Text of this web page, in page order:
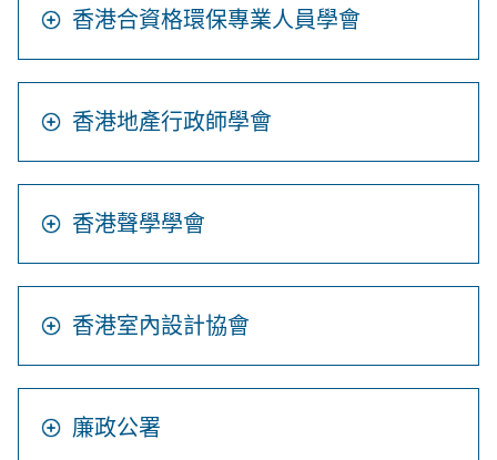
香港合資格環保專業人員學會
香港地產行政師學會
香港聲學學會
香港室內設計協會
廉政公署